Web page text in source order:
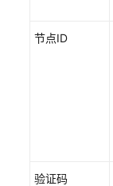
节点ID
验证码